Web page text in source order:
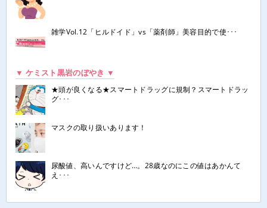
雑学Vol.12「ヒルドイド」vs「薬剤師」美容目的で使･･･
▼ ケミスト黒岩のぼやき ▼
★頭が良くなる★スマートドラッグに規制？スマートドラッ
グ･･･
マスクの取り扱いあります！
尿酸値、高いんですけど…。28歳なのにこの値はあかんて
え･･･